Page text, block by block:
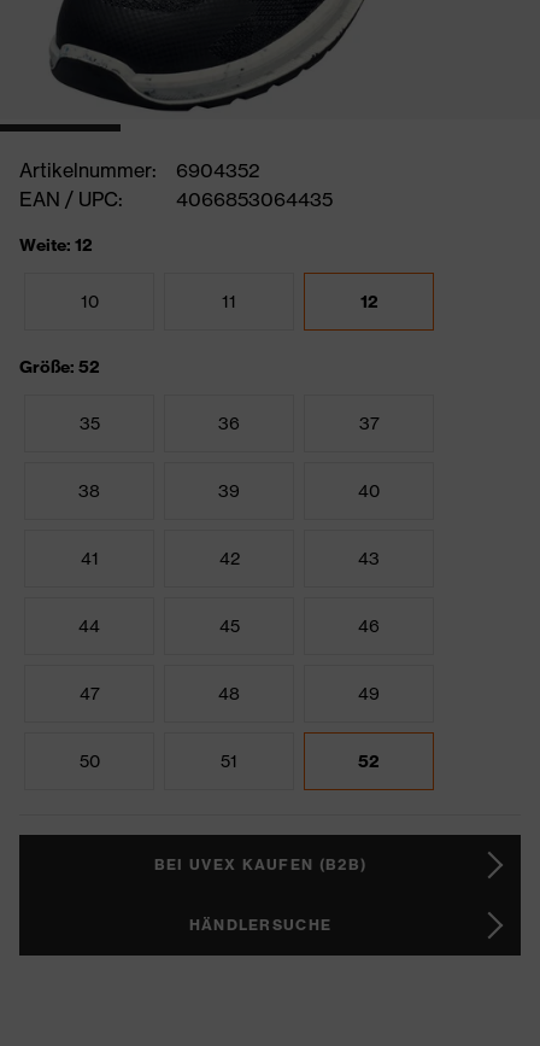
Artikelnummer:
6904352
EAN / UPC:
4066853064435
Weite: 12
10 11 12
Größe: 52
35 36 37
38 39 40
41 42 43
44 45 46
47 48 49
50 51 52
BEI UVEX KAUFEN (B2B)
HÄNDLERSUCHE